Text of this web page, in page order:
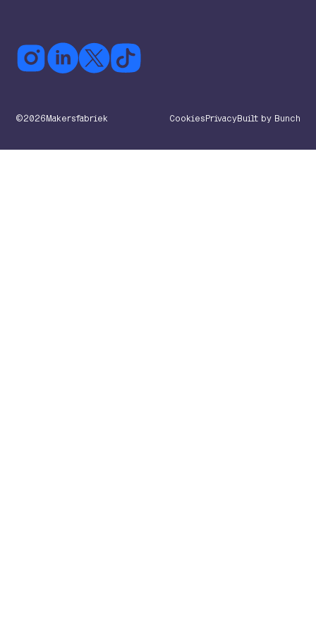
©2026Makersfabriek CookiesPrivacyBuilt by Bunch